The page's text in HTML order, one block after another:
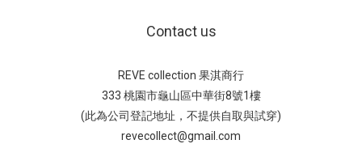
Contact us
REVE collection 果淇商行
333 桃園市龜山區中華街8號1樓
(此為公司登記地址，不提供自取與試穿)
revecollect@gmail.com